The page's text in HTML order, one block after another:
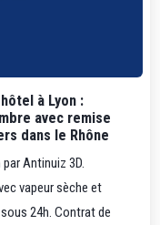
à Lyon :
avec remise
dans le Rhône
Antinuiz 3D.
vapeur sèche et
24h. Contrat de